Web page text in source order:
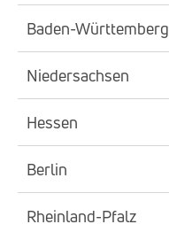
Baden-Württemberg
Niedersachsen
Hessen
Berlin
Rheinland-Pfalz